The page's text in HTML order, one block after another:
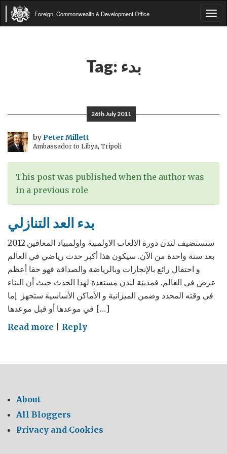
Foreign, Commonwealth & Development Office
Tag: بدء
26th July 2011
byPeter Millett
Ambassador to Libya, Tripoli
This post was published when the author was
in a previous role
بدء العد التنازلي
ستستضيف لندن دورة الالعاب الاولمبية واولمبياد المعاقين 2012
بعد سنة واحدة من الآن. سيكون هذا أكبر حدث رياضي في العالم
و احتفال رائع بالإنجازات وبالرياضة والصداقة فهو حقا أعظم
عرض في العالم. فمدينة لندن مستعدة لهذا الحدث حيث أن البناء
في وقته المحدد وضمن الميزانية و الأماكن الأساسية ستجهز إما
في موعدها أو قبل موعدها […]
Read more on
التنازلي
Reply
About
All Bloggers
Privacy and Cookies